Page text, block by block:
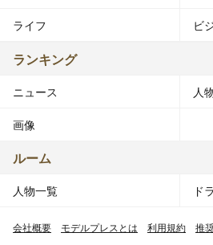
ライフ ビ
ランキング
ニュース 人
画像
ルーム
人物一覧 ド
会社概要 モデルプレスとは 利用規約 推